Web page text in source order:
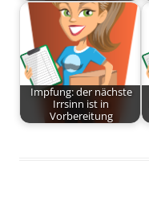
Impfung: der nächste
Irrsinn ist in
Vorbereitung